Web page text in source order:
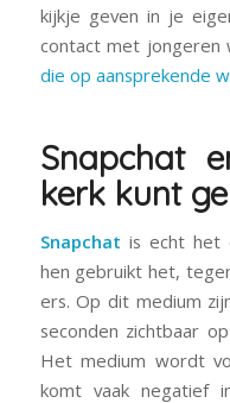
kijkje geven in je
contact met jongeren
die op aansprekende
Snapchat
kerk kunt
Snapchat is echt het
hen gebruikt het,
ers. Op dit medium
seconden zichtbaar
Het medium wordt
komt vaak negatief